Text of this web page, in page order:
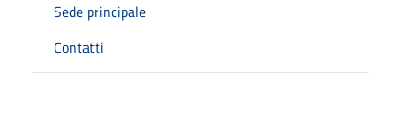
Sede principale
Contatti